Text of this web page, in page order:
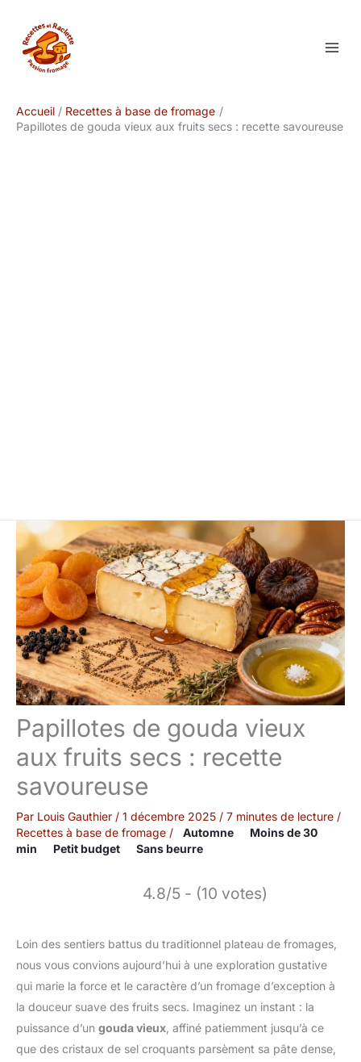
contenu
Accueil
Recettes à base de fromage
Papillotes de gouda vieux aux fruits secs : recette savoureuse
Papillotes de gouda vieux
aux fruits secs : recette
savoureuse
Par Louis Gauthier / 1 décembre 2025 / 7 minutes de lecture /
Recettes à base de fromage / Automne
Moins de 30
min
Petit budget Sans beurre
4.8/5 - (10 votes)
Loin des sentiers battus du traditionnel plateau de fromages,
nous vous convions aujourd’hui à une exploration gustative
qui marie la force et le caractère d’un fromage d’exception à
la douceur suave des fruits secs. Imaginez un instant : la
puissance d’un gouda vieux, affiné patiemment jusqu’à ce
que des cristaux de sel croquants parsèment sa pâte dense,